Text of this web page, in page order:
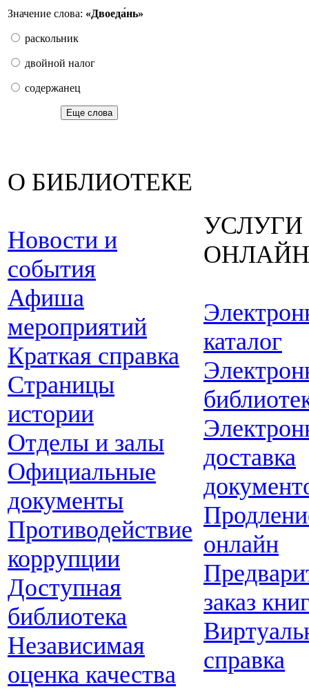
Значение слова: «Двоеда́нь»
раскольник
двойной налог
содержанец
Еще слова
О БИБЛИОТЕКЕ
Новости и
события
Афиша
мероприятий
Краткая справка
Страницы
истории
Отделы и залы
Официальные
документы
Противодействие
коррупции
Доступная
библиотека
Независимая
оценка качества
УСЛУГИ
ОНЛАЙН
каталог
доставка
онлайн
заказ
справка